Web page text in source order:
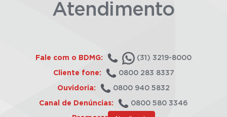
Atendimento
Fale com o BDMG: (31) 3219-8000
Cliente fone: 0800 283 8337
Ouvidoria: 0800 940 5832
Canal de Denúncias: 0800 580 3346